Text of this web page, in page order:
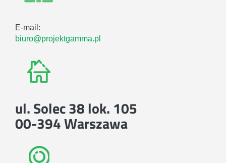
E-mail:
biuro@projektgamma.pl
ul. Solec 38 lok. 105
00-394 Warszawa